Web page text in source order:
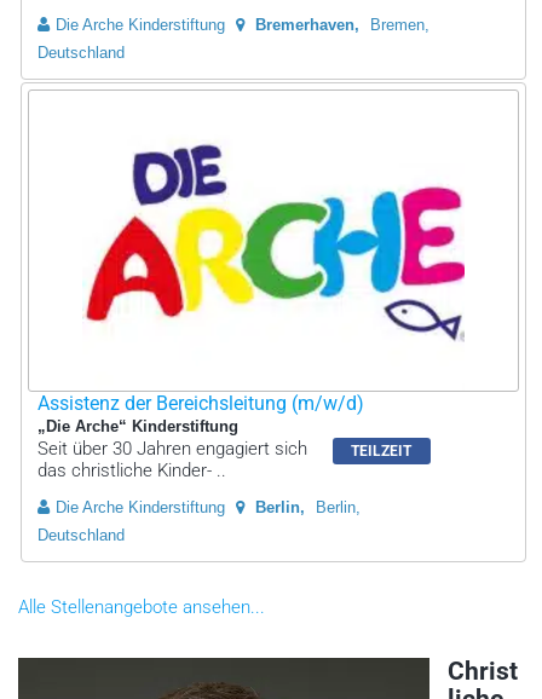
Die Arche Kinderstiftung Bremerhaven
Bremen,
Deutschland
Assistenz der Bereichsleitung (m/w/d)
„Die Arche“ Kinderstiftung
TEILZEIT
Seit über 30 Jahren engagiert sich
das christliche Kinder- ..
Die Arche Kinderstiftung Berlin
Berlin,
Deutschland
Alle Stellenangebote ansehen...
Christ